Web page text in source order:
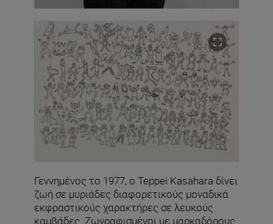
Γεννημένος το 1977, ο Teppei Kasahara δίνει
ζωή σε μυριάδες διαφορετικούς μοναδικά
εκφραστικούς χαρακτήρες σε λευκούς
καμβάδες. Ζωγραφισμένοι με μαρκαδόρους